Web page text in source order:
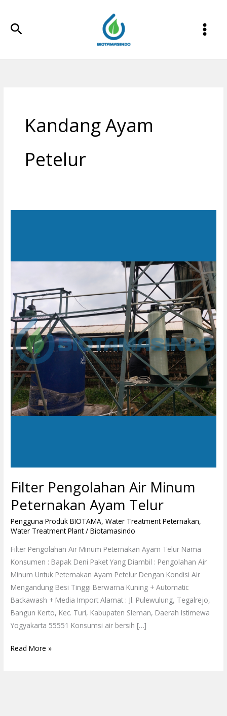
konten
Cari
Kandang Ayam
Petelur
Filter Pengolahan Air Minum
Peternakan Ayam Telur
Pengguna Produk BIOTAMA,Water Treatment Peternakan,
Water Treatment Plant/Biotamasindo
Filter Pengolahan Air Minum Peternakan Ayam Telur Nama
Konsumen : Bapak Deni Paket Yang Diambil : Pengolahan Air
Minum Untuk Peternakan Ayam Petelur Dengan Kondisi Air
Mengandung Besi Tinggi Berwarna Kuning + Automatic
Backawash + Media Import Alamat : Jl. Pulewulung, Tegalrejo,
Bangun Kerto, Kec. Turi, Kabupaten Sleman, Daerah Istimewa
Yogyakarta 55551 Konsumsi air bersih […]
Telur
Read More »